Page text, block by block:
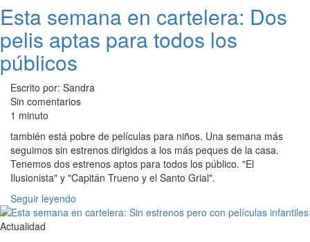
Esta semana en cartelera: Dos
pelis aptas para todos los
públicos
Escrito por: Sandra
Sin comentarios
1 minuto
también está pobre de películas para niños. Una semana más
seguimos sin estrenos dirigidos a los más peques de la casa.
Tenemos dos estrenos aptos para todos los público. "El
Ilusionista" y "Capitán Trueno y el Santo Grial".
Seguir leyendo
Actualidad